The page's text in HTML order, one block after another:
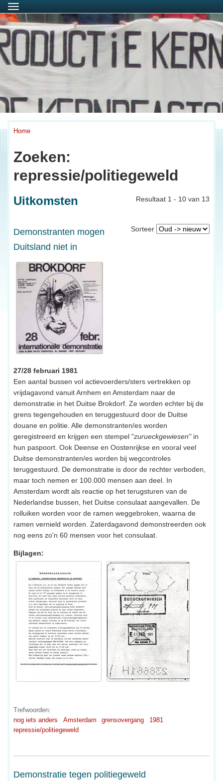
Menu
Home
Zoeken:
repressie/politiegeweld
Resultaat 1 - 10 van 13
Uitkomsten
Sorteer
Demonstranten mogen
Duitsland niet in
27/28 februari 1981
Een aantal bussen vol actievoerders/sters vertrekken op
vrijdagavond vanuit Arnhem en Amsterdam naar de
demonstratie in het Duitse Brokdorf. Ze worden echter bij de
grens tegengehouden en teruggestuurd door de Duitse
douane en politie. Alle demonstranten/es worden
geregistreerd en krijgen een stempel "zurueckgewiesen"in
hun paspoort. Ook Deense en Oostenrijkse en vooral veel
Duitse demonstranten/es worden bij wegcontroles
teruggestuurd. De demonstratie is door de rechter verboden,
maar toch nemen er 100.000 mensen aan deel. In
Amsterdam wordt als reactie op het terugsturen van de
Nederlandse bussen, het Duitse consulaat aangevallen. De
rolluiken worden voor de ramen weggebroken, waarna de
ramen vernield worden. Zaterdagavond demonstreerden ook
nog eens zo'n 60 mensen voor het consulaat.
Bijlagen:
Trefwoorden:
nog iets anders
Amsterdam grensovergang
1981
repressie/politiegeweld
Demonstratie tegen politiegeweld